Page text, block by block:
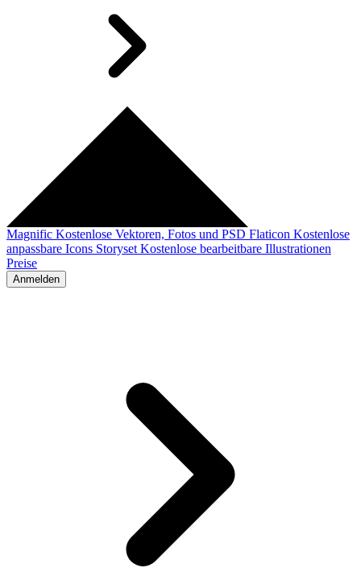
Magnific Kostenlose Vektoren, Fotos und PSD Flaticon Kostenlose
anpassbare Icons Storyset Kostenlose bearbeitbare Illustrationen
Preise
Anmelden